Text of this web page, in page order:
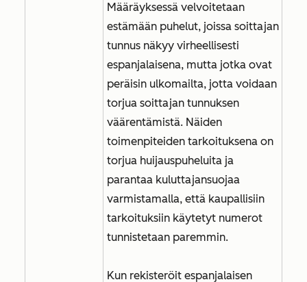
Määräyksessä velvoitetaan
estämään puhelut, joissa soittajan
tunnus näkyy virheellisesti
espanjalaisena, mutta jotka ovat
peräisin ulkomailta, jotta voidaan
torjua soittajan tunnuksen
väärentämistä. Näiden
toimenpiteiden tarkoituksena on
torjua huijauspuheluita ja
parantaa kuluttajansuojaa
varmistamalla, että kaupallisiin
tarkoituksiin käytetyt numerot
tunnistetaan paremmin.
Kun rekisteröit espanjalaisen